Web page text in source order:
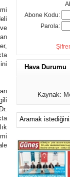
Abone Kodu:
Parola:
Hava Durumu
Kaynak: